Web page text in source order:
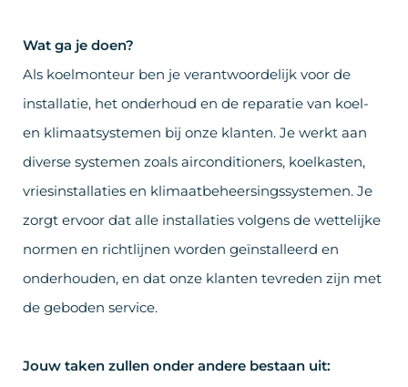
Wat ga je doen?
Als koelmonteur ben je verantwoordelijk voor de
installatie, het onderhoud en de reparatie van koel-
en klimaatsystemen bij onze klanten. Je werkt aan
diverse systemen zoals airconditioners, koelkasten,
vriesinstallaties en klimaatbeheersingssystemen. Je
zorgt ervoor dat alle installaties volgens de wettelijke
normen en richtlijnen worden geïnstalleerd en
onderhouden, en dat onze klanten tevreden zijn met
de geboden service.
Jouw taken zullen onder andere bestaan uit: